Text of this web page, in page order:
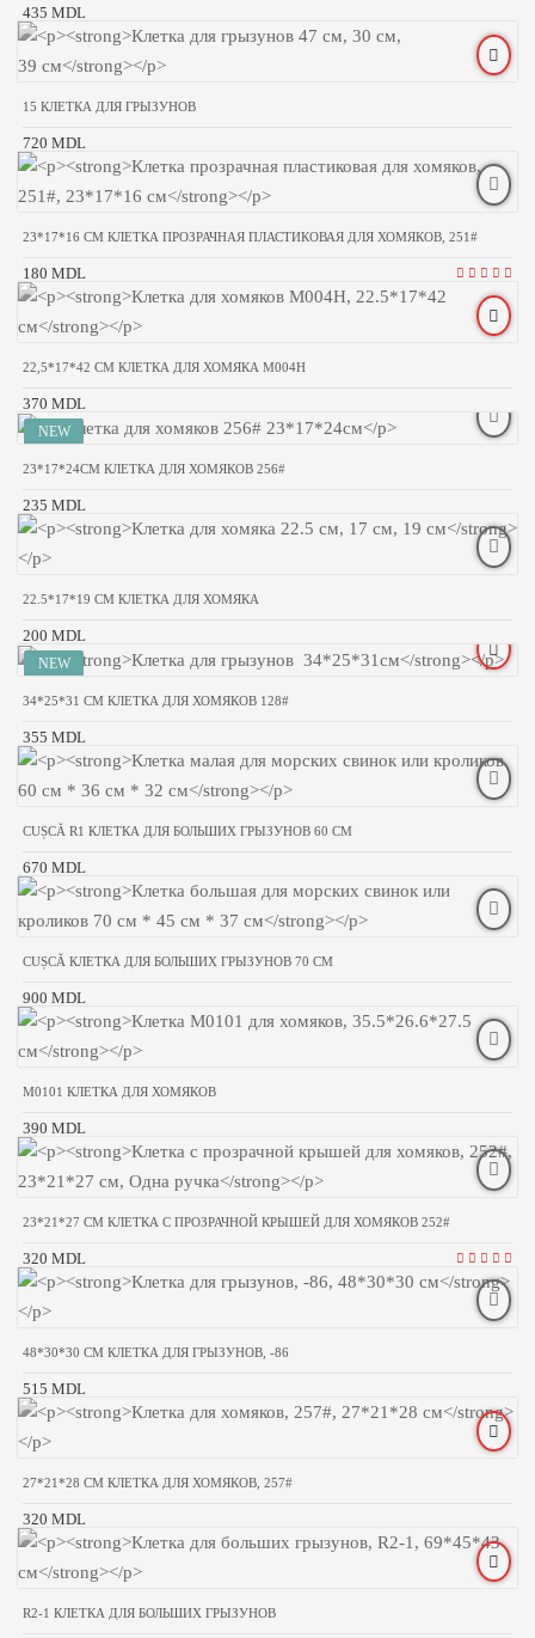
435 MDL
15 КЛЕТКА ДЛЯ ГРЫЗУНОВ
720 MDL
23*17*16 CM КЛЕТКА ПРОЗРАЧНАЯ ПЛАСТИКОВАЯ ДЛЯ ХОМЯКОВ, 251#
180 MDL
22,5*17*42 CM КЛЕТКА ДЛЯ ХОМЯКА M004H
370 MDL
23*17*24СМ КЛЕТКА ДЛЯ ХОМЯКОВ 256#
235 MDL
22.5*17*19 CM КЛЕТКА ДЛЯ ХОМЯКА
200 MDL
34*25*31 CM КЛЕТКА ДЛЯ ХОМЯКОВ 128#
355 MDL
CUȘCĂ R1 КЛЕТКА ДЛЯ БОЛЬШИХ ГРЫЗУНОВ 60 СМ
670 MDL
CUȘCĂ КЛЕТКА ДЛЯ БОЛЬШИХ ГРЫЗУНОВ 70 СМ
900 MDL
M0101 КЛЕТКА ДЛЯ ХОМЯКОВ
390 MDL
23*21*27 CM КЛЕТКА С ПРОЗРАЧНОЙ КРЫШЕЙ ДЛЯ ХОМЯКОВ 252#
320 MDL
48*30*30 CM КЛЕТКА ДЛЯ ГРЫЗУНОВ, -86
515 MDL
27*21*28 CM КЛЕТКА ДЛЯ ХОМЯКОВ, 257#
320 MDL
R2-1 КЛЕТКА ДЛЯ БОЛЬШИХ ГРЫЗУНОВ